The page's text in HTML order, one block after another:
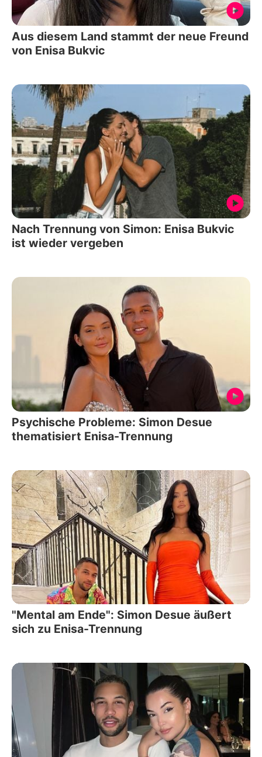
Aus diesem Land stammt der neue Freund
von Enisa Bukvic
Nach Trennung von Simon: Enisa Bukvic
ist wieder vergeben
Psychische Probleme: Simon Desue
thematisiert Enisa-Trennung
"Mental am Ende": Simon Desue äußert
sich zu Enisa-Trennung